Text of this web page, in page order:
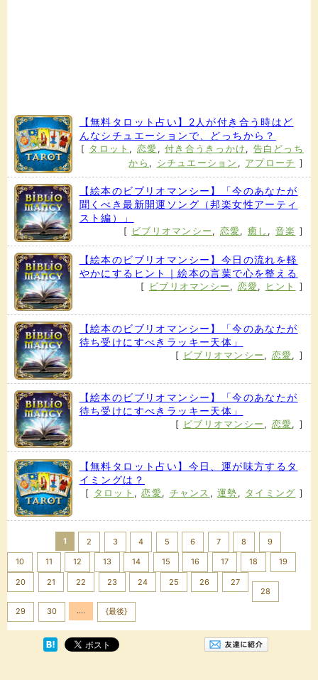
【無料タロット占い】2人が付き合う時はど
んなシチュエーションで、どっちから？
[ タロット , 恋愛 ,付き合うきっかけ , 告白どっち
から , シチュエーション , アプローチ ]
【絵本のビブリオマンシー】「今のあなたが
聞くべき最新開運ソング（邦楽女性アーティ
スト編）」
[ ビブリオマンシー , 恋愛, 癒し , 音楽 ]
【絵本のビブリオマンシー】今日の流れを軽
やかにするヒント｜絵本の言葉で心を整える
[ ビブリオマンシー , 恋愛, ヒント ]
【絵本のビブリオマンシー】「今のあなたが
待ち受けにすべきラッキー天体」
[ ビブリオマンシー , 恋愛, ]
【絵本のビブリオマンシー】「今のあなたが
待ち受けにすべきラッキー天体」
[ ビブリオマンシー , 恋愛, ]
【無料タロット占い】今日、運が味方するタ
イミングは？
[ タロット ,恋愛, チャンス ,運勢 , タイミング ]
1 2 3 4 5 6 7 8 9
10 11 12 13 14 15 16 17 18 19
20 21 22 23 24 25 26
27
28
29 30 .... {最後}